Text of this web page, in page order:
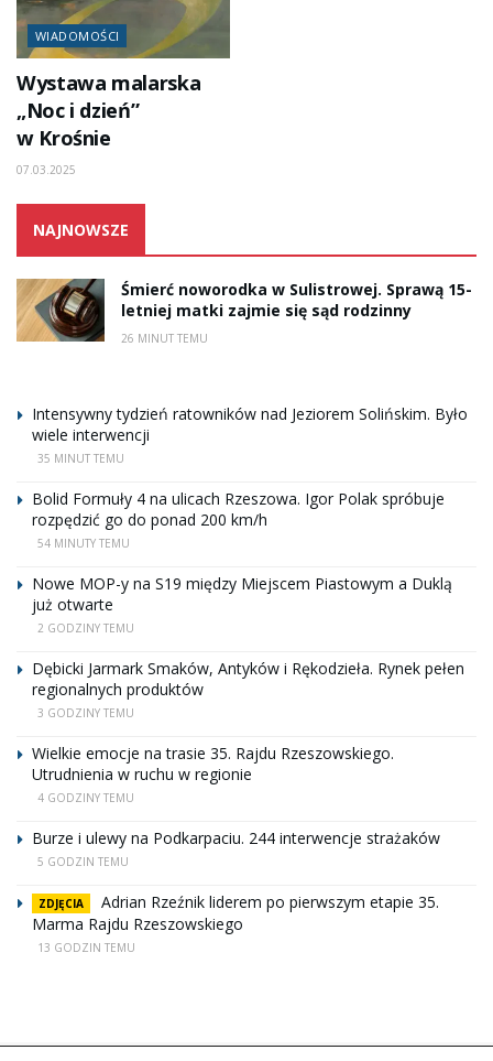
WIADOMOŚCI
Wystawa malarska
„Noc i dzień”
w Krośnie
07.03.2025
NAJNOWSZE
Śmierć noworodka w Sulistrowej. Sprawą 15-
letniej matki zajmie się sąd rodzinny
26 MINUT TEMU
Intensywny tydzień ratowników nad Jeziorem Solińskim. Było
wiele interwencji
35 MINUT TEMU
Bolid Formuły 4 na ulicach Rzeszowa. Igor Polak spróbuje
rozpędzić go do ponad 200 km/h
54 MINUTY TEMU
Nowe MOP-y na S19 między Miejscem Piastowym a Duklą
już otwarte
2 GODZINY TEMU
Dębicki Jarmark Smaków, Antyków i Rękodzieła. Rynek pełen
regionalnych produktów
3 GODZINY TEMU
Wielkie emocje na trasie 35. Rajdu Rzeszowskiego.
Utrudnienia w ruchu w regionie
4 GODZINY TEMU
Burze i ulewy na Podkarpaciu. 244 interwencje strażaków
5 GODZIN TEMU
ZDJĘCIA
Adrian Rzeźnik liderem po pierwszym etapie 35.
Marma Rajdu Rzeszowskiego
13 GODZIN TEMU